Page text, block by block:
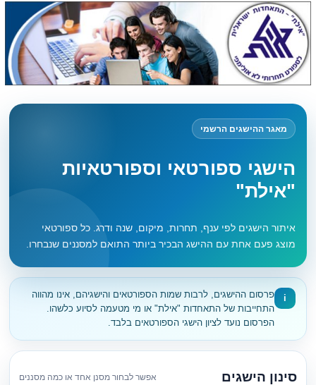
מאגר ההישגים הרשמי
הישגי ספורטאי וספורטאיות
"אילת"
איתור הישגים לפי ענף, תחרות, מיקום, שנה ודרג. כל ספורטאי
מוצג פעם אחת עם ההישג הבכיר ביותר התואם למסננים שנבחרו.
i
פרסום ההישגים, לרבות שמות הספורטאים והישגיהם, אינו מהווה
התחייבות של התאחדות "אילת" או מי מטעמה לסיוע כלשהו.
הפרסום נועד לציון הישגי הספורטאים בלבד.
סינון הישגים אפשר לבחור מסנן אחד או כמה מסננים